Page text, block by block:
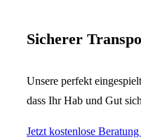
Sicherer
Unsere perfekt
dass Ihr Hab und Gut
Jetzt kostenlose